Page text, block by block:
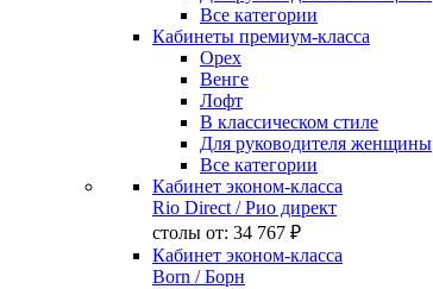
Все категории
Кабинеты премиум-класса
Орех
Венге
Лофт
В классическом стиле
Для руководителя женщины
Все категории
Кабинет эконом-класса
Rio Direct / Рио директ
столы от: 34 767 ₽
Кабинет эконом-класса
Born / Борн